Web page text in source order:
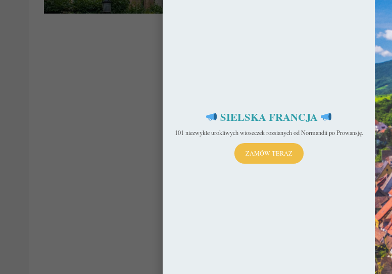
SIELSKA FRANCJA
101 niezwykle urokliwych wioseczek rozsianych od Normandii po Prowansję.
ZAMÓW TERAZ